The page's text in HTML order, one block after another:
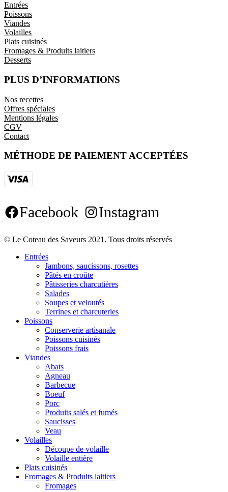
Entrées
Poissons
Viandes
Volailles
Plats cuisinés
Fromages & Produits laitiers
Desserts
PLUS D’INFORMATIONS
Nos recettes
Offres spéciales
Mentions légales
CGV
Contact
MÉTHODE DE PAIEMENT ACCEPTÉES
Facebook Instagram
© Le Coteau des Saveurs 2021. Tous droits réservés
Entrées
Jambons, saucissons, rosettes
Pâtés en croûte
Pâtisseries charcutières
Salades
Soupes et veloutés
Terrines et charcuteries
Poissons
Conserverie artisanale
Poissons cuisinés
Poissons frais
Viandes
Abats
Agneau
Barbecue
Boeuf
Porc
Produits salés et fumés
Saucisses
Veau
Volailles
Découpe de volaille
Volaille entière
Plats cuisinés
Fromages & Produits laitiers
Fromages